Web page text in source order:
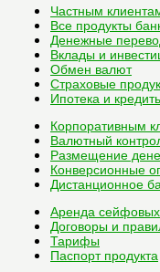
Частным
Все продукты
Денежные
Вклады и
Обмен валют
Страховые
Ипотека и
Корпоративным
Валютный
Размещение
Конверсионные
Дистанционное
Аренда
Договоры и
Тарифы
Паспорт продукта